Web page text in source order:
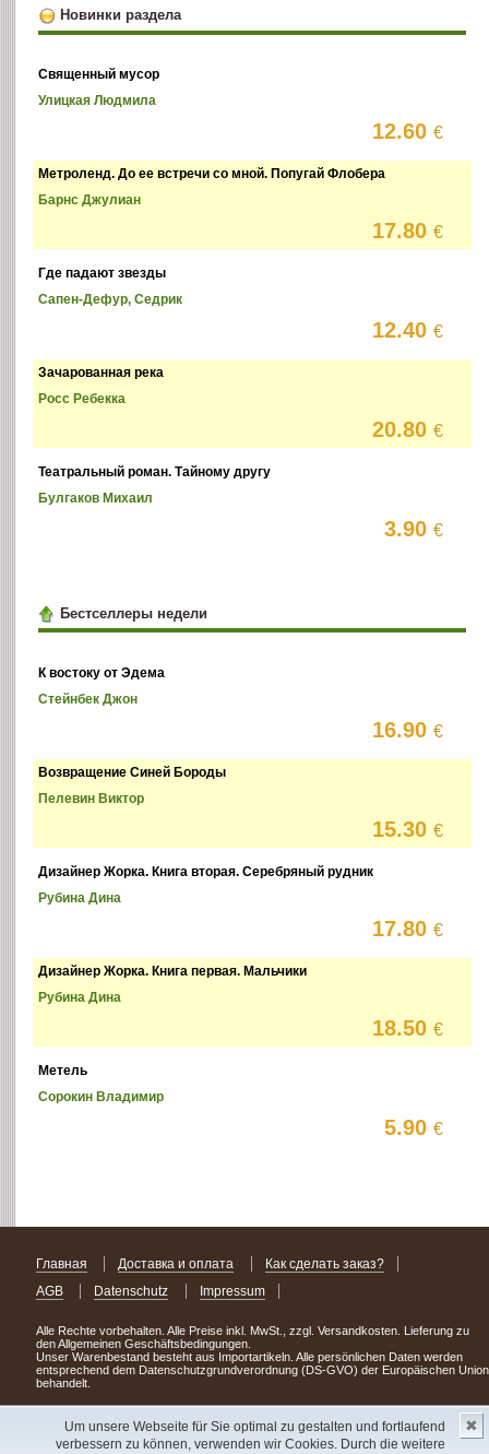
Um unsere Webseite für Sie optimal zu gestalten und fortlaufend
verbessern zu können, verwenden wir Cookies. Durch die weitere
✖
Новинки раздела
Священный мусор
Улицкая Людмила
12.60€
Метроленд. До ее встречи со мной. Попугай Флобера
Барнс Джулиан
17.80€
Где падают звезды
Сапен-Дефур, Седрик
12.40€
Зачарованная река
Росс Ребекка
20.80€
Театральный роман. Тайному другу
Булгаков Михаил
3.90€
Бестселлеры недели
К востоку от Эдема
Стейнбек Джон
16.90€
Возвращение Синей Бороды
Пелевин Виктор
15.30€
Дизайнер Жорка. Книга вторая. Серебряный рудник
Рубина Дина
17.80€
Дизайнер Жорка. Книга первая. Мальчики
Рубина Дина
18.50€
Метель
Сорокин Владимир
5.90€
Главная Доставка и оплата
Как сделать заказ?
AGB
Datenschutz Impressum
Alle Rechte vorbehalten. Alle Preise inkl. MwSt., zzgl. Versandkosten. Lieferung zu
den Allgemeinen Geschäftsbedingungen.
Unser Warenbestand besteht aus Importartikeln. Alle persönlichen Daten werden
entsprechend dem Datenschutzgrundverordnung (DS-GVO) der Europäischen Union
behandelt.
Сделав заказ сегодня, уже через день или два Вы можете стать обладателем
НОВИНКИ из Германии! Удачного поиска!